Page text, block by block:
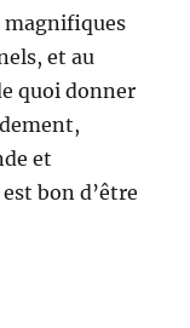
magnifiques
et au
quoi donner
et
bon d’être